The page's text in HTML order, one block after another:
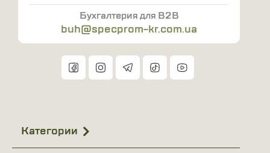
Бухгалтерия для B2B
buh@specprom-kr.com.ua
Категории